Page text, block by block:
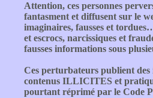
Attention, ces personnes
fantasment et diffusent sur le
imaginaires, fausses et
et escrocs, narcissiques et
fausses informations sous
Ces perturbateurs publient
contenus ILLICITES et
pourtant réprimé par le Code